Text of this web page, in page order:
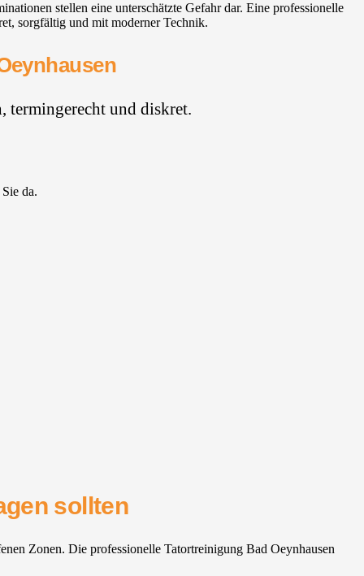
stellen eine unterschätzte Gefahr dar. Eine professionelle
sorgfältig und mit moderner Technik.
termingerecht und diskret.
da.
sollten
Zonen. Die professionelle Tatortreinigung Bad Oeynhausen